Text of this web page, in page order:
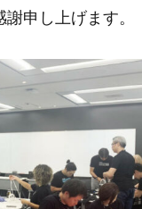
申し上げます。